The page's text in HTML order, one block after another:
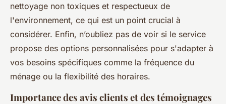
nettoyage non toxiques et respectueux de
l'environnement, ce qui est un point crucial à
considérer. Enfin, n’oubliez pas de voir si le service
propose des options personnalisées pour s'adapter à
vos besoins spécifiques comme la fréquence du
ménage ou la flexibilité des horaires.
Importance des avis clients et des témoignages